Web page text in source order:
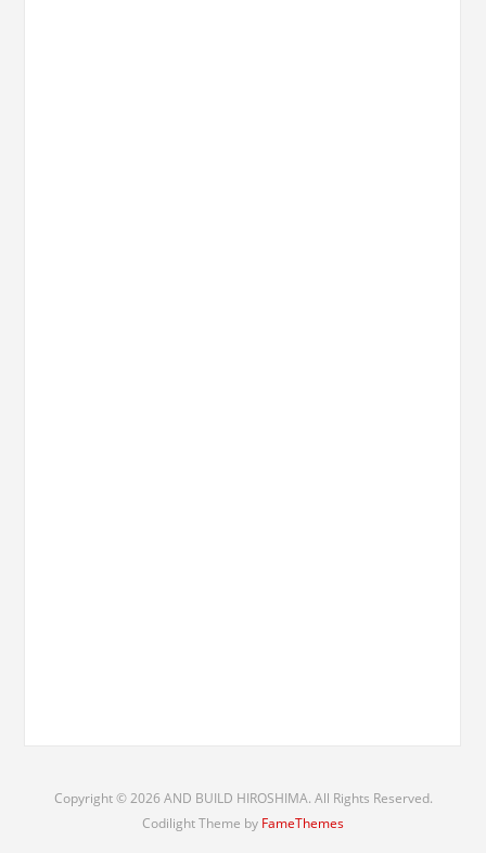
Copyright © 2026 AND BUILD HIROSHIMA. All Rights Reserved.
Codilight Theme by FameThemes